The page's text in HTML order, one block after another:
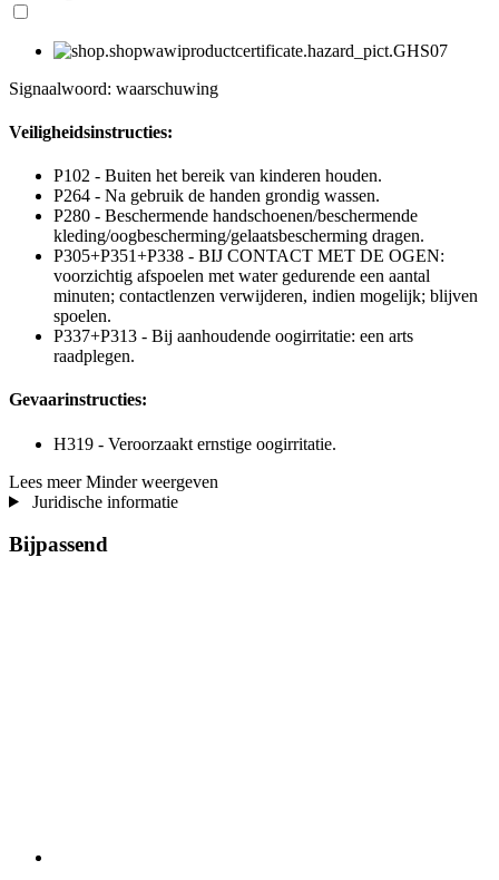
Signaalwoord: waarschuwing
Veiligheidsinstructies:
P102 - Buiten het bereik van kinderen houden.
P264 - Na gebruik de handen grondig wassen.
P280 - Beschermende handschoenen/beschermende
kleding/oogbescherming/gelaatsbescherming dragen.
P305+P351+P338 - BIJ CONTACT MET DE OGEN:
voorzichtig afspoelen met water gedurende een aantal
minuten; contactlenzen verwijderen, indien mogelijk; blijven
spoelen.
P337+P313 - Bij aanhoudende oogirritatie: een arts
raadplegen.
Gevaarinstructies:
H319 - Veroorzaakt ernstige oogirritatie.
Lees meer Minder weergeven
Juridische informatie
Bijpassend